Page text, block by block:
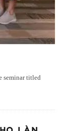
seminar titled